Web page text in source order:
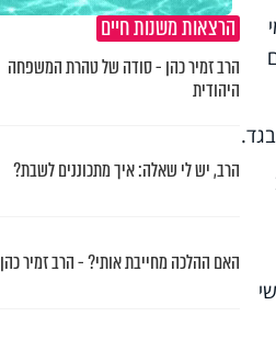
הרצאות משנות חיים
הרב זמיר כהן - סודה של טהרת המשפחה
היהודית
הרב, יש לי שאלה: איך מתכוננים לשבת?
האם ההלכה מחייבת אותי? - הרב זמיר כהן